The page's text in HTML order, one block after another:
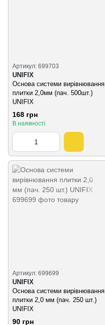
Артикул: 699703
UNIFIX
Основа системи вирівнювання
плитки 2,0мм (пач. 500шт.)
UNIFIX
168 грн
В наявності
Артикул: 699699
UNIFIX
Основа системи вирівнювання
плитки 2,0 мм (пач. 250 шт.)
UNIFIX
90 грн